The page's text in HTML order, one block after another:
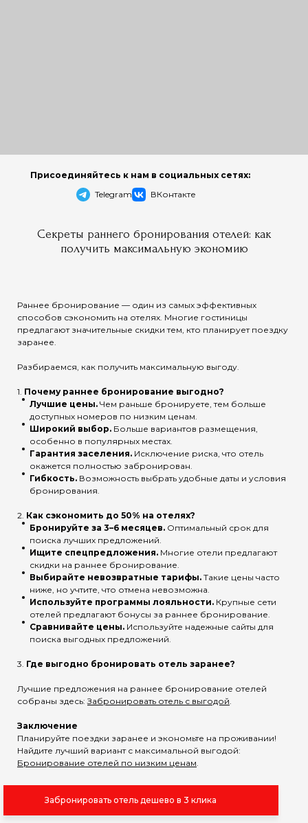
Секреты раннего бронирования отелей: как
получить максимальную экономию
Раннее бронирование — один из самых эффективных
способов сэкономить на отелях. Многие гостиницы
предлагают значительные скидки тем, кто планирует поездку
заранее.
Разбираемся, как получить максимальную выгоду.
1. Почему раннее бронирование выгодно?
Лучшие цены. Чем раньше бронируете, тем больше
доступных номеров по низким ценам.
Широкий выбор. Больше вариантов размещения,
особенно в популярных местах.
Гарантия заселения. Исключение риска, что отель
окажется полностью забронирован.
Гибкость. Возможность выбрать удобные даты и условия
бронирования.
2. Как сэкономить до 50% на отелях?
Бронируйте за 3–6 месяцев. Оптимальный срок для
поиска лучших предложений.
Ищите спецпредложения. Многие отели предлагают
скидки на раннее бронирование.
Выбирайте невозвратные тарифы. Такие цены часто
ниже, но учтите, что отмена невозможна.
Используйте программы лояльности. Крупные сети
отелей предлагают бонусы за раннее бронирование.
Сравнивайте цены. Используйте надежные сайты для
поиска выгодных предложений.
3. Где выгодно бронировать отель заранее?
Лучшие предложения на раннее бронирование отелей
собраны здесь:Забронировать отель с выгодой.
Заключение
Планируйте поездки заранее и экономьте на проживании!
Найдите лучший вариант с максимальной выгодой:
Бронирование отелей по низким ценам.
Telegram ВКонтакте
Присоединяйтесь к нам в социальных сетях:
Забронировать отель дешево в 3 клика